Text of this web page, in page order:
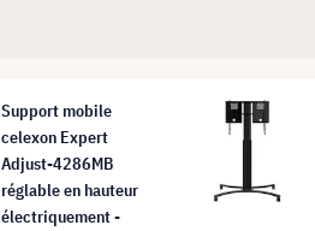
Support mobile
celexon Expert
Adjust-4286MB
réglable en hauteur
électriquement -